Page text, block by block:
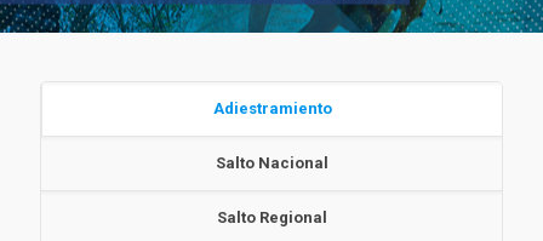
Adiestramiento
Salto Nacional
Salto Regional